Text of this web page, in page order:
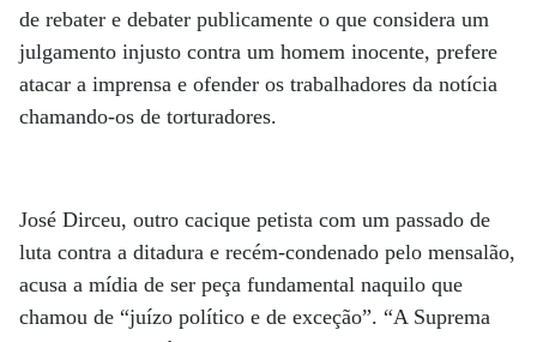
de rebater e debater publicamente o que considera um
julgamento injusto contra um homem inocente, prefere
atacar a imprensa e ofender os trabalhadores da notícia
chamando-os de torturadores.
José Dirceu, outro cacique petista com um passado de
luta contra a ditadura e recém-condenado pelo mensalão,
acusa a mídia de ser peça fundamental naquilo que
chamou de “juízo político e de exceção”. “A Suprema